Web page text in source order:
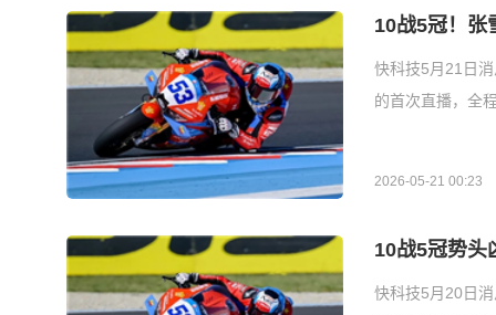
10战5冠！张
快科技5月21日
的首次直播，全
2026-05-21 00:23
10战5冠势头
快科技5月20日